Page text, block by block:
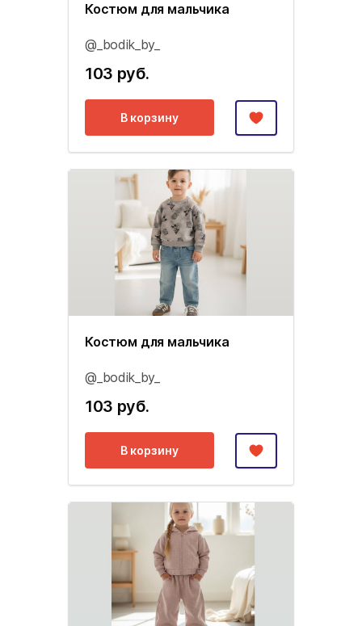
Костюм для мальчика
@_bodik_by_
103 руб.
В корзину
Костюм для мальчика
@_bodik_by_
103 руб.
В корзину